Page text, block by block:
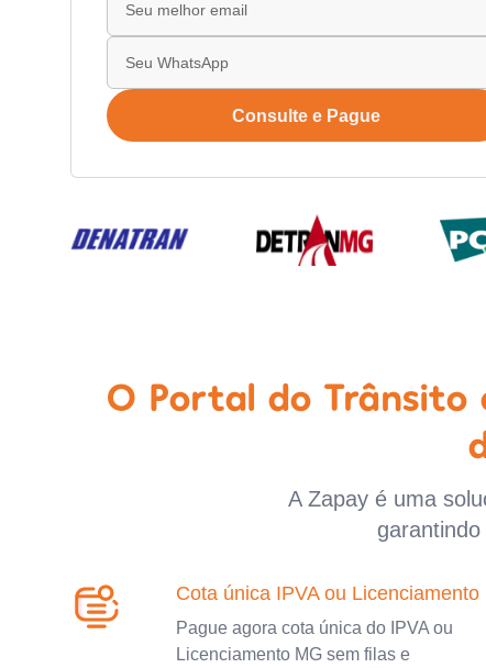
Consulte e Pague
O Portal do
A Zapay é uma
Cota única IPVA ou Licenciamento
Pague agora cota única do IPVA ou
Licenciamento MG sem filas e